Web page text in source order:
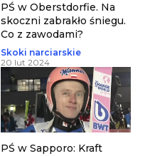
PŚ w Oberstdorfie. Na
skoczni zabrakło śniegu.
Co z zawodami?
Skoki narciarskie
20 lut 2024
PŚ w Sapporo: Kraft